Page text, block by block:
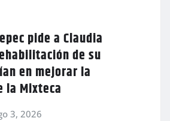
pide a Claudia
de su
en mejorar la
la Mixteca
3, 2026